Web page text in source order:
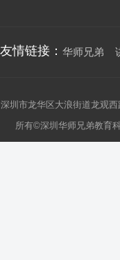
友情链接： 华师兄弟
深圳市龙华区大浪街道龙观
所有©深圳华师兄弟教育